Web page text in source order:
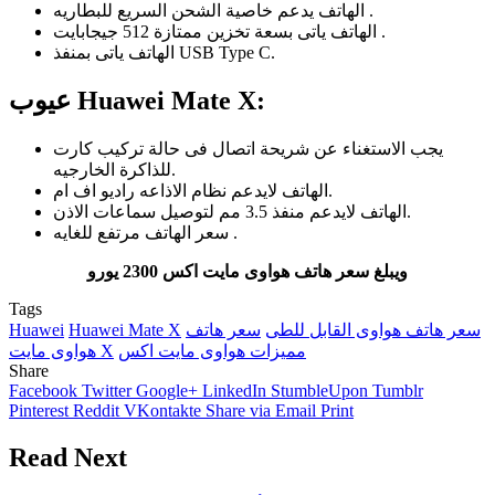
الهاتف يدعم خاصية الشحن السريع للبطاريه .
الهاتف ياتى بسعة تخزين ممتازة 512 جيجابايت .
الهاتف ياتى بمنفذ USB Type C.
عيوب Huawei Mate X:
يجب الاستغناء عن شريحة اتصال فى حالة تركيب كارت
للذاكرة الخارجيه.
الهاتف لايدعم نظام الاذاعه راديو اف ام.
الهاتف لايدعم منفذ 3.5 مم لتوصيل سماعات الاذن.
سعر الهاتف مرتفع للغايه .
ويبلغ سعر هاتف هواوى مايت اكس 2300 يورو
Tags
Huawei Huawei Mate X سعر هاتف هواوى القابل للطى سعر هاتف
هواوى مايت X مميزات هواوى مايت اكس
Share
Facebook Twitter Google+ LinkedIn StumbleUpon Tumblr
Pinterest Reddit VKontakte Share via Email Print
Read Next